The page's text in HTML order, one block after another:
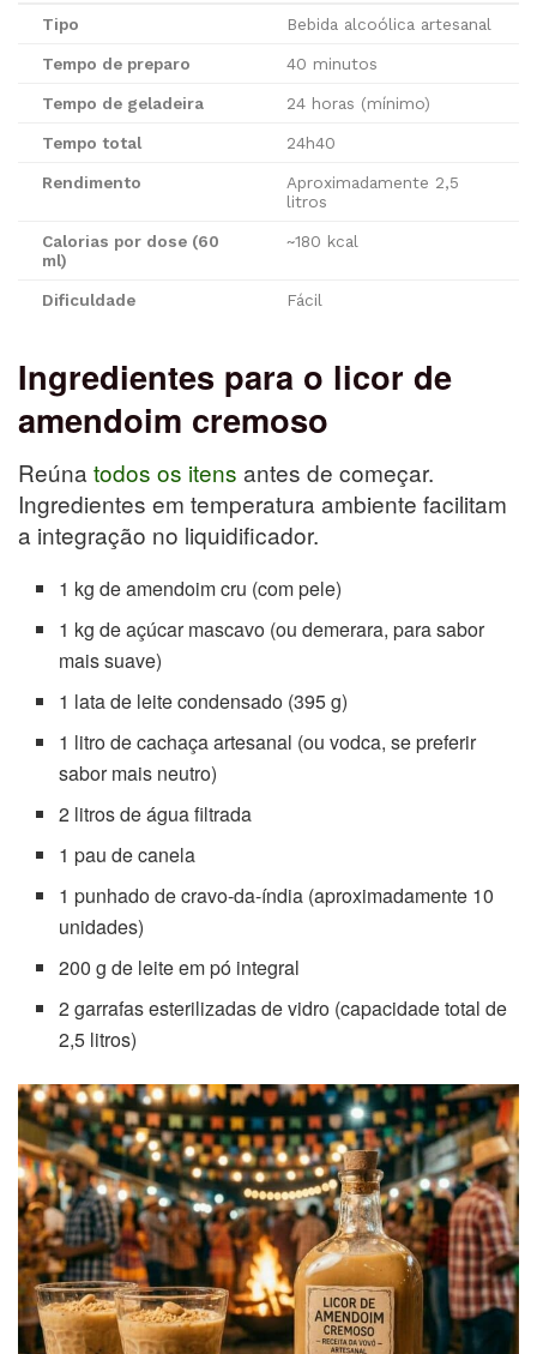
Tipo Bebida alcoólica artesanal
Tempo de preparo 40 minutos
Tempo de geladeira 24 horas (mínimo)
Tempo total 24h40
Rendimento
Aproximadamente 2,5
litros
Calorias por dose (60
ml)
~180 kcal
Dificuldade Fácil
Ingredientes para o licor de
amendoim cremoso
Reúna todos os itens antes de começar.
Ingredientes em temperatura ambiente facilitam
a integração no liquidificador.
1 kg de amendoim cru (com pele)
1 kg de açúcar mascavo (ou demerara, para sabor
mais suave)
1 lata de leite condensado (395 g)
1 litro de cachaça artesanal (ou vodca, se preferir
sabor mais neutro)
2 litros de água filtrada
1 pau de canela
1 punhado de cravo-da-índia (aproximadamente 10
unidades)
200 g de leite em pó integral
2 garrafas esterilizadas de vidro (capacidade total de
2,5 litros)